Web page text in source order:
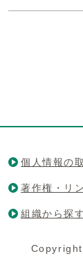
個人情報の
著作権・リ
組織から探す